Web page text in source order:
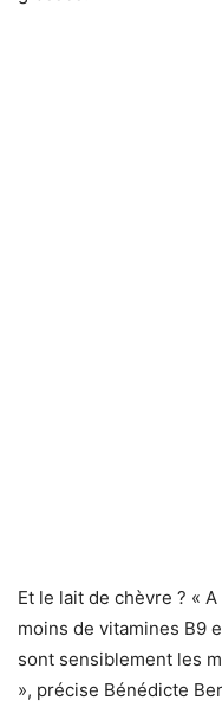
Et le lait de chèvre ? «
moins de vitamines B9
sont sensiblement les
», précise Bénédicte